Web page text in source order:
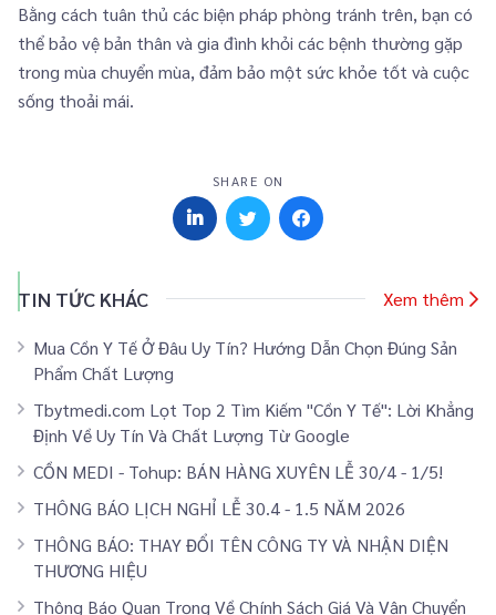
Bằng cách tuân thủ các biện pháp phòng tránh trên, bạn có
thể bảo vệ bản thân và gia đình khỏi các bệnh thường gặp
trong mùa chuyển mùa, đảm bảo một sức khỏe tốt và cuộc
sống thoải mái.
SHARE ON
TIN TỨC KHÁC Xem thêm
Mua Cồn Y Tế Ở Đâu Uy Tín? Hướng Dẫn Chọn Đúng Sản
Phẩm Chất Lượng
Tbytmedi.com Lọt Top 2 Tìm Kiếm "Cồn Y Tế": Lời Khẳng
Định Về Uy Tín Và Chất Lượng Từ Google
CỒN MEDI - Tohup: BÁN HÀNG XUYÊN LỄ 30/4 - 1/5!
THÔNG BÁO LỊCH NGHỈ LỄ 30.4 - 1.5 NĂM 2026
THÔNG BÁO: THAY ĐỔI TÊN CÔNG TY VÀ NHẬN DIỆN
THƯƠNG HIỆU
Thông Báo Quan Trọng Về Chính Sách Giá Và Vận Chuyển